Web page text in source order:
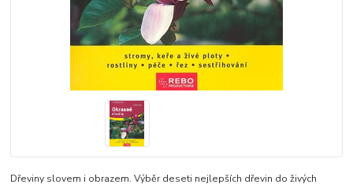
Dřeviny slovem i obrazem. Výběr deseti nejlepších dřevin do živých